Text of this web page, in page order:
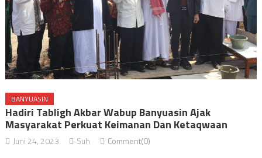
BANYUASIN
Hadiri Tabligh Akbar Wabup Banyuasin Ajak
Masyarakat Perkuat Keimanan Dan Ketaqwaan
Juni 24, 2023 Suh Comment(0)